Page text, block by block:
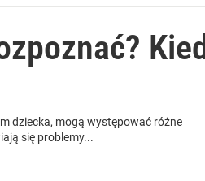
dziecka, mogą występować różne
się problemy...